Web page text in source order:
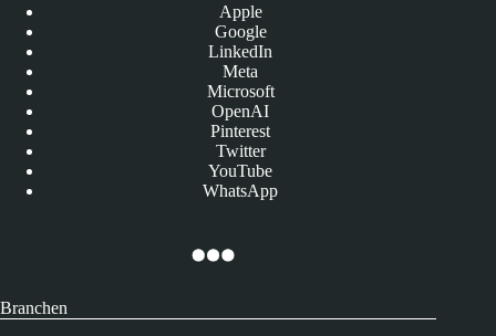
Apple
Google
LinkedIn
Meta
Microsoft
OpenAI
Pinterest
Twitter
YouTube
WhatsApp
Branchen